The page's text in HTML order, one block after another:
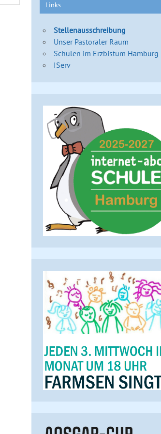
Links
Stellenausschreibung
Unser Pastoraler Raum
Schulen im Erzbistum Hamburg
IServ